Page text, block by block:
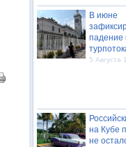
В июне
падение
5 Августа
на Кубе
не